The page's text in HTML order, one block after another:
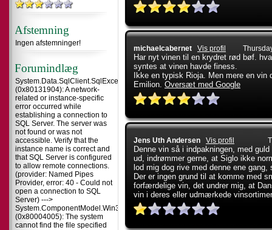
Afstemning
Ingen afstemninger!
Forumindlæg
System.Data.SqlClient.SqlException
(0x80131904): A network-
related or instance-specific
error occurred while
establishing a connection to
SQL Server. The server was
not found or was not
accessible. Verify that the
instance name is correct and
that SQL Server is configured
to allow remote connections.
(provider: Named Pipes
Provider, error: 40 - Could not
open a connection to SQL
Server) --->
System.ComponentModel.Win32Exception
(0x80004005): The system
cannot find the file specified
michaelcabernet Vis profil
Har nyt vinen til en krydret rød bøf.
syntes at vinen havde finess.
Ikke en typisk Rioja. Men mere en vin
Emilion. Oversæt med Google
Jens Uth Andersen Vis profil
Denne vin så i indpakningen, med
ud, indrømmer gerne, at Siglo ikke
lod mig dog rive med denne ene
Der er ingen grund til at komme med
forfærdelige vin, det undrer mig, at
vin i deres eller udmærkede